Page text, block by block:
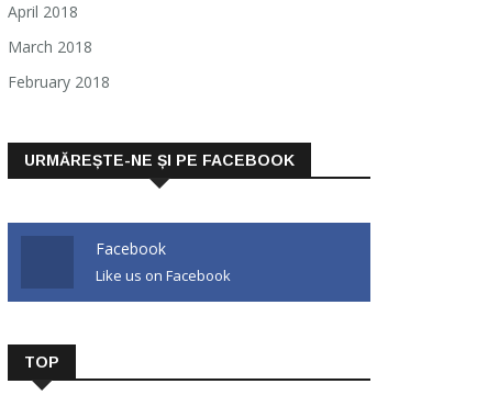
April 2018
March 2018
February 2018
URMĂREȘTE-NE ȘI PE FACEBOOK
Facebook
Like us on Facebook
TOP